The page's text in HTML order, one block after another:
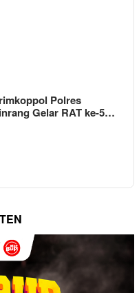
Polres
Gelar RAT ke-5…